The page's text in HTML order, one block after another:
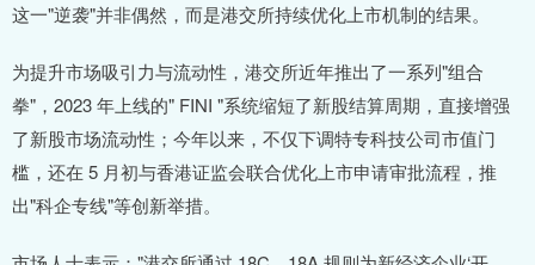
这一"逆袭"并非偶然，而是港交所持续优化上市机制的结果。
为提升市场吸引力与流动性，港交所近年推出了一系列"组合
拳"，2023 年上线的" FINI "系统缩短了新股结算周期，直接增强
了新股市场流动性；今年以来，不仅下调特专科技公司市值门
槛，还在 5 月初与香港证监会联合优化上市申请审批流程，推
出"科企专线"等创新举措。